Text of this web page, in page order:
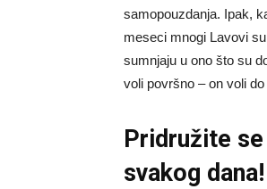
samopouzdanja. Ipak,
meseci mnogi Lavovi
sumnjaju u ono što su
voli površno – on voli
Pridružite
svakog dana!